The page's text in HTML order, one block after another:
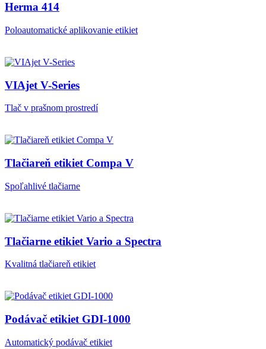
Herma 414
Poloautomatické aplikovanie etikiet
VIAjet V-Series
Tlač v prašnom prostredí
Tlačiareň etikiet Compa V
Spoľahlivé tlačiarne
Tlačiarne etikiet Vario a Spectra
Kvalitná tlačiareň etikiet
Podávač etikiet GDI-1000
Automatický podávač etikiet